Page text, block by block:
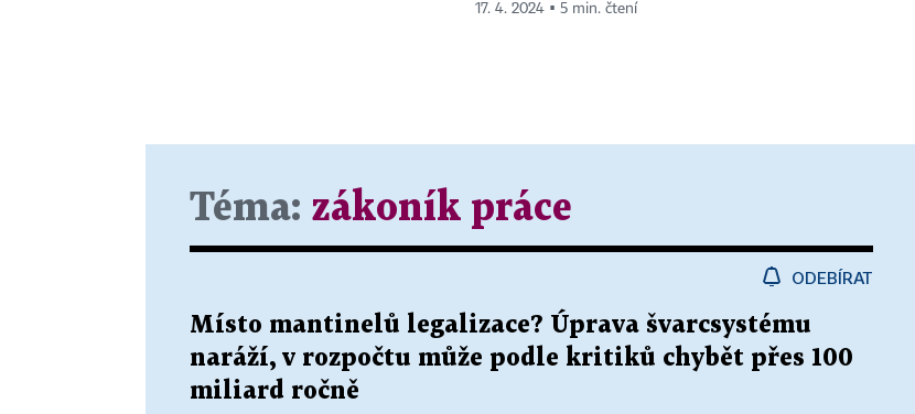
17. 4. 2024 ▪ 5 min. čtení
Téma: zákoník práce
ODEBÍRAT
Místo mantinelů legalizace? Úprava švarcsystému
naráží, v rozpočtu může podle kritiků chybět přes 100
miliard ročně